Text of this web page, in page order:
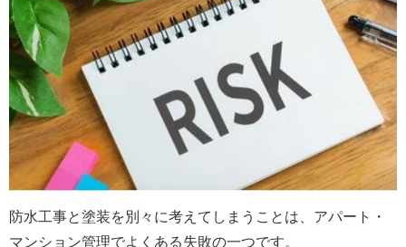
防水工事と塗装を別々に考えてしまうことは、アパート・
マンション管理でよくある失敗の一つです。